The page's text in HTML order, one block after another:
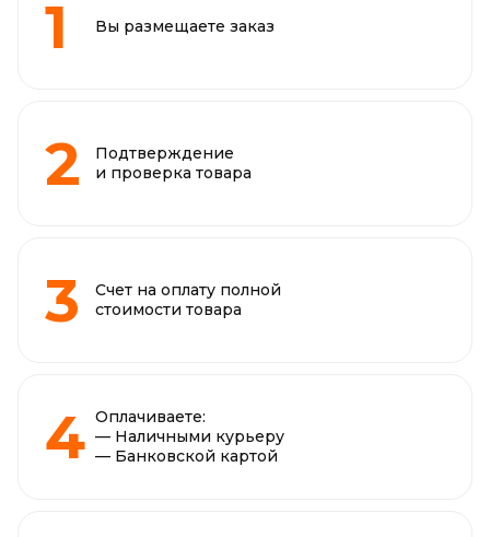
Вы размещаете заказ
Подтверждение
и проверка товара
Счет на оплату полной
стоимости товара
Оплачиваете:
— Наличными курьеру
— Банковской картой